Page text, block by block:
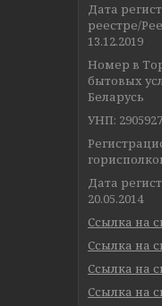
Дата
реестре/
13.12.2019
Номер в
бытовых
Беларусь
УНП:
Дата
20.05.2014
Ссылка на
Ссылка на
Ссылка на
Ссылка на